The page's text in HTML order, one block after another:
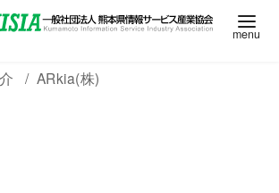
ARkia(株)